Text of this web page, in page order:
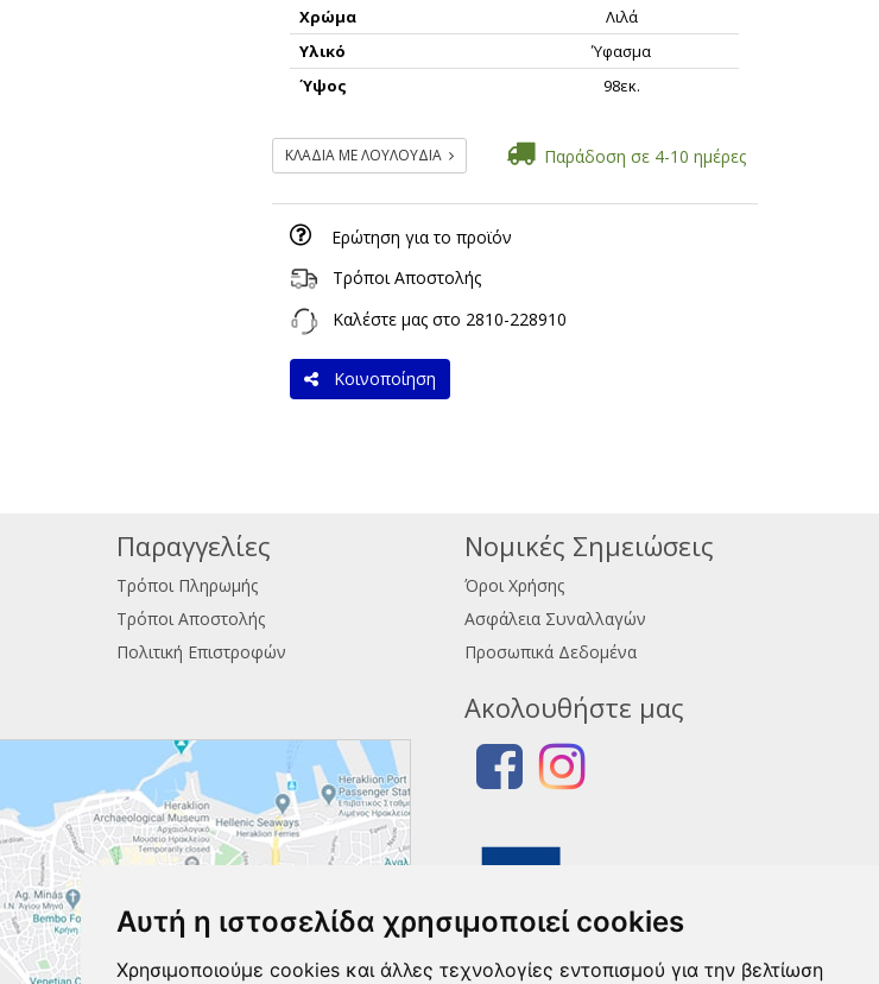
Αυτή η ιστοσελίδα χρησιμοποιεί cookies
Χρησιμοποιούμε cookies και άλλες τεχνολογίες εντοπισμού για την βελτίωση
Χρώμα
Λιλά
Υλικό
Ύφασμα
Ύψος
98εκ.
ΚΛΑΔΙΑ ΜΕ ΛΟΥΛΟΥΔΙΑ Παράδοση σε 4-10 ημέρες
Ερώτηση για το προϊόν
Τρόποι Αποστολής
Καλέστε μας στο 2810-228910
Κοινοποίηση
Παραγγελίες
Τρόποι Πληρωμής
Τρόποι Αποστολής
Πολιτική Επιστροφών
Νομικές Σημειώσεις
Όροι Χρήσης
Ασφάλεια Συναλλαγών
Προσωπικά Δεδομένα
Ακολουθήστε μας